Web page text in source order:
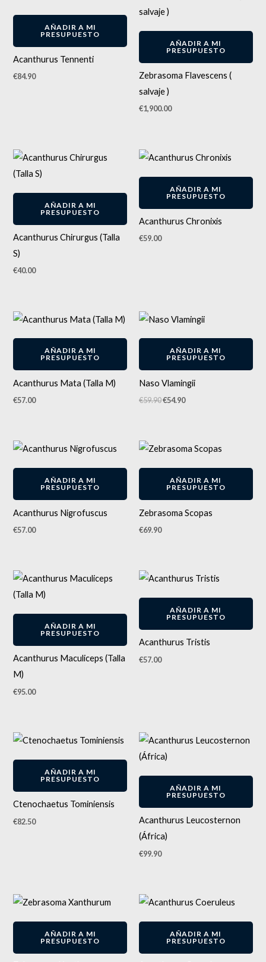
AÑADIR A MI
PRESUPUESTO
Acanthurus Tennenti
€84.90
AÑADIR A MI
PRESUPUESTO
Zebrasoma Flavescens (
salvaje )
€1,900.00
AÑADIR A MI
PRESUPUESTO
Acanthurus Chirurgus (Talla
S)
€40.00
AÑADIR A MI
PRESUPUESTO
Acanthurus Chronixis
€59.00
AÑADIR A MI
PRESUPUESTO
Acanthurus Mata (Talla M)
€57.00
-8%
AÑADIR A MI
PRESUPUESTO
Naso Vlamingii
€59.90
precio
€59.90.
€54.90
El
precio
€54.90.
AÑADIR A MI
PRESUPUESTO
Acanthurus Nigrofuscus
€57.00
AÑADIR A MI
PRESUPUESTO
Zebrasoma Scopas
€69.90
AÑADIR A MI
PRESUPUESTO
Acanthurus Maculiceps (Talla
M)
€95.00
AÑADIR A MI
PRESUPUESTO
Acanthurus Tristis
€57.00
AÑADIR A MI
PRESUPUESTO
Ctenochaetus Tominiensis
€82.50
AÑADIR A MI
PRESUPUESTO
Acanthurus Leucosternon
(África)
€99.90
AÑADIR A MI
PRESUPUESTO
AÑADIR A MI
PRESUPUESTO